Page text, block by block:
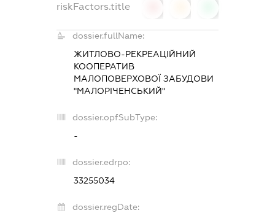
riskFactors.title
dossier.fullName:
ЖИТЛОВО-РЕКРЕАЦІЙНИЙ
КООПЕРАТИВ
МАЛОПОВЕРХОВОЇ ЗАБУДОВИ
"МАЛОРІЧЕНСЬКИЙ"
dossier.opfSubType:
-
dossier.edrpo:
33255034
dossier.regDate: